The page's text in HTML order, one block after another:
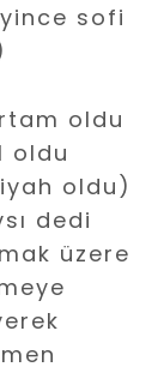
sofi
oldu
oldu
oldu)
dedi
üzere